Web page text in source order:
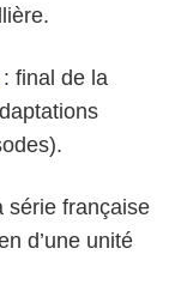
: final de la
série française
d’une unité